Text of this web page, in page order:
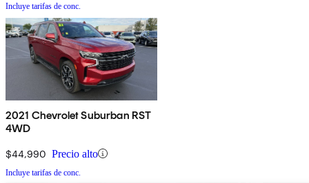
Incluye tarifas de conc.
2021 Chevrolet Suburban RST
4WD
$44,990 Precio alto
Incluye tarifas de conc.